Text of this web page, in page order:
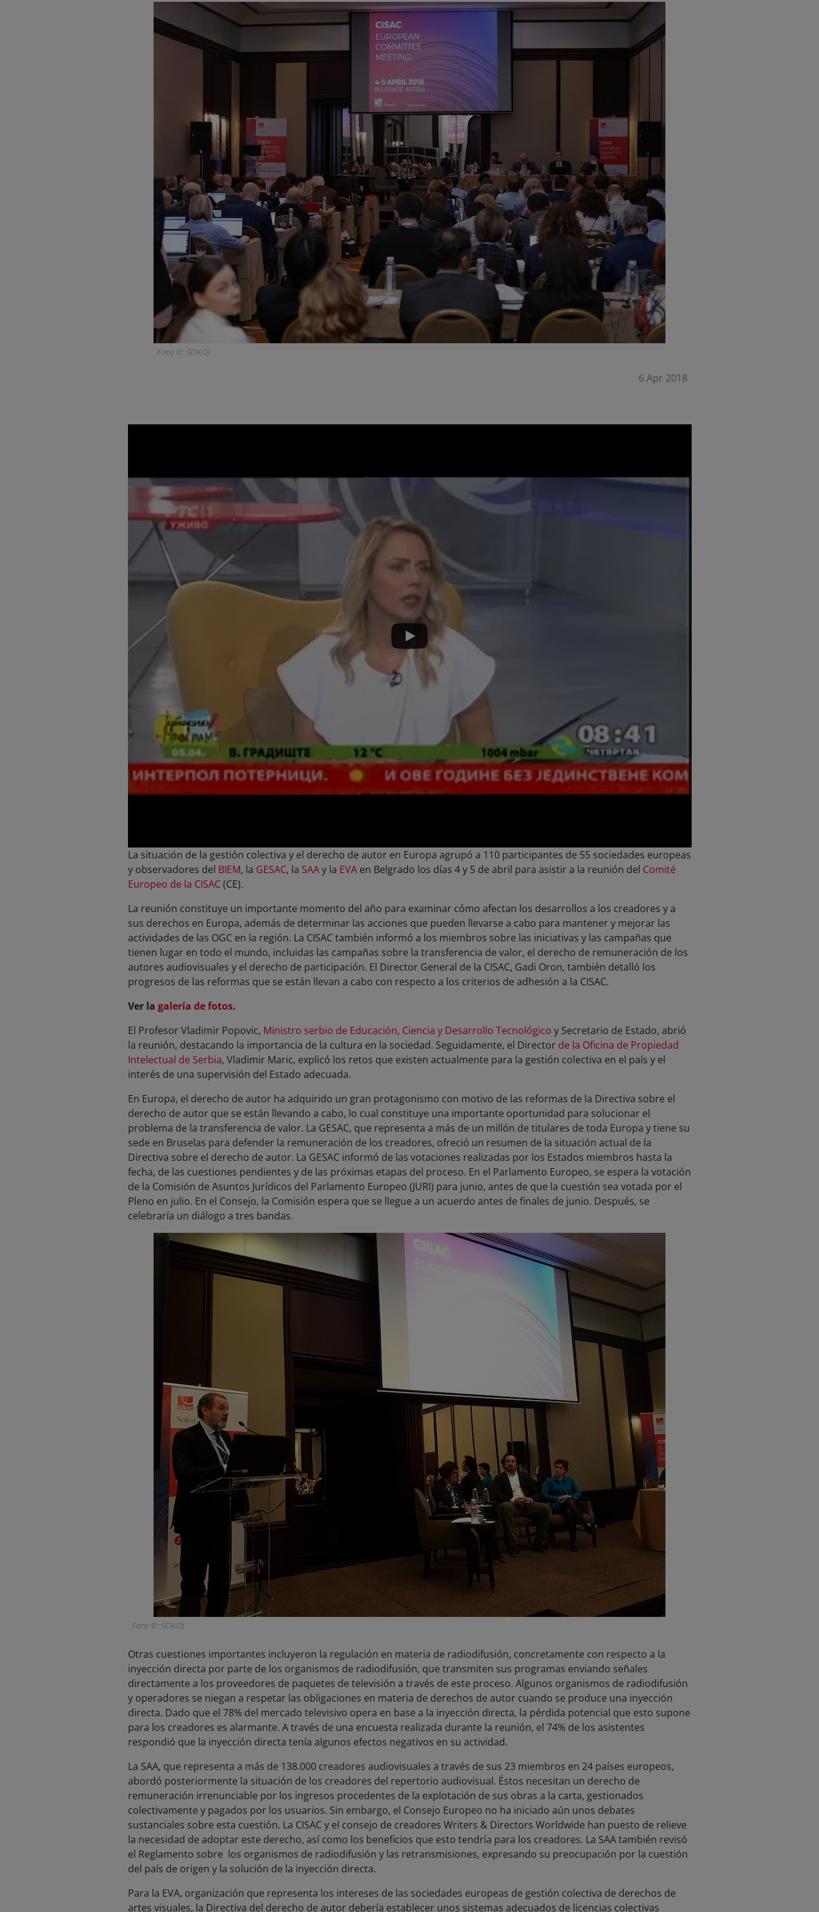
Foto ©: SOKOJ
6 Apr 2018
La situación de la gestión colectiva y el derecho de autor en Europa agrupó a 110 participantes de 55 sociedades europeas
y observadores del BIEM, la GESAC, la SAAy la EVAen Belgrado los días 4 y 5 de abril para asistir a la reunión del Comité
Europeo de la CISAC(CE).
La reunión constituye un importante momento del año para examinar cómo afectan los desarrollos a los creadores y a
sus derechos en Europa, además de determinar las acciones que pueden llevarse a cabo para mantener y mejorar las
actividades de las OGC en la región. La CISAC también informó a los miembros sobre las iniciativas y las campañas que
tienen lugar en todo el mundo, incluidas las campañas sobre la transferencia de valor, el derecho de remuneración de los
autores audiovisuales y el derecho de participación. El Director General de la CISAC, Gadi Oron, también detalló los
progresos de las reformas que se están llevan a cabo con respecto a los criterios de adhesión a la CISAC.
Ver la galería de fotos.
El Profesor Vladimir Popovic, Ministro serbio de Educación, Ciencia y Desarrollo Tecnológico y Secretario de Estado, abrió
la reunión, destacando la importancia de la cultura en la sociedad. Seguidamente, el Director de la Oficina de Propiedad
Intelectual de Serbia, Vladimir Maric, explicó los retos que existen actualmente para la gestión colectiva en el país y el
interés de una supervisión del Estado adecuada.
En Europa, el derecho de autor ha adquirido un gran protagonismo con motivo de las reformas de la Directiva sobre el
derecho de autor que se están llevando a cabo, lo cual constituye una importante oportunidad para solucionar el
problema de la transferencia de valor. La GESAC, que representa a más de un millón de titulares de toda Europa y tiene su
sede en Bruselas para defender la remuneración de los creadores, ofreció un resumen de la situación actual de la
Directiva sobre el derecho de autor. La GESAC informó de las votaciones realizadas por los Estados miembros hasta la
fecha, de las cuestiones pendientes y de las próximas etapas del proceso. En el Parlamento Europeo, se espera la votación
de la Comisión de Asuntos Jurídicos del Parlamento Europeo (JURI) para junio, antes de que la cuestión sea votada por el
Pleno en julio. En el Consejo, la Comisión espera que se llegue a un acuerdo antes de finales de junio. Después, se
celebraría un diálogo a tres bandas.
Foto ©: SOKOJ
Otras cuestiones importantes incluyeron la regulación en materia de radiodifusión, concretamente con respecto a la
inyección directa por parte de los organismos de radiodifusión, que transmiten sus programas enviando señales
directamente a los proveedores de paquetes de televisión a través de este proceso. Algunos organismos de radiodifusión
y operadores se niegan a respetar las obligaciones en materia de derechos de autor cuando se produce una inyección
directa. Dado que el 78% del mercado televisivo opera en base a la inyección directa, la pérdida potencial que esto supone
para los creadores es alarmante. A través de una encuesta realizada durante la reunión, el 74% de los asistentes
respondió que la inyección directa tenía algunos efectos negativos en su actividad.
La SAA, que representa a más de 138.000 creadores audiovisuales a través de sus 23 miembros en 24 países europeos,
abordó posteriormente la situación de los creadores del repertorio audiovisual. Éstos necesitan un derecho de
remuneración irrenunciable por los ingresos procedentes de la explotación de sus obras a la carta, gestionados
colectivamente y pagados por los usuarios. Sin embargo, el Consejo Europeo no ha iniciado aún unos debates
sustanciales sobre esta cuestión. La CISAC y el consejo de creadores Writers & Directors Worldwide han puesto de relieve
la necesidad de adoptar este derecho, así como los beneficios que esto tendría para los creadores. La SAA también revisó
el Reglamento sobre los organismos de radiodifusión y las retransmisiones, expresando su preocupación por la cuestión
del país de origen y la solución de la inyección directa.
Para la EVA, organización que representa los intereses de las sociedades europeas de gestión colectiva de derechos de
artes visuales, la Directiva del derecho de autor debería establecer unos sistemas adecuados de licencias colectivas